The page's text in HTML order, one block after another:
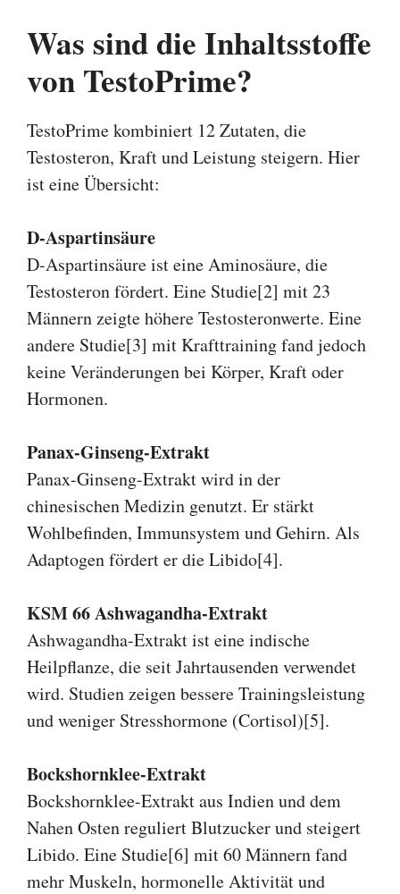
Was sind die Inhaltsstoffe
von TestoPrime?
TestoPrime kombiniert 12 Zutaten, die
Testosteron, Kraft und Leistung steigern. Hier
ist eine Übersicht:
D-Aspartinsäure
D-Aspartinsäure ist eine Aminosäure, die
Testosteron fördert. Eine Studie[2] mit 23
Männern zeigte höhere Testosteronwerte. Eine
andere Studie[3] mit Krafttraining fand jedoch
keine Veränderungen bei Körper, Kraft oder
Hormonen.
Panax-Ginseng-Extrakt
Panax-Ginseng-Extrakt wird in der
chinesischen Medizin genutzt. Er stärkt
Wohlbefinden, Immunsystem und Gehirn. Als
Adaptogen fördert er die Libido[4].
KSM 66 Ashwagandha-Extrakt
Ashwagandha-Extrakt ist eine indische
Heilpflanze, die seit Jahrtausenden verwendet
wird. Studien zeigen bessere Trainingsleistung
und weniger Stresshormone (Cortisol)[5].
Bockshornklee-Extrakt
Bockshornklee-Extrakt aus Indien und dem
Nahen Osten reguliert Blutzucker und steigert
Libido. Eine Studie[6] mit 60 Männern fand
mehr Muskeln, hormonelle Aktivität und